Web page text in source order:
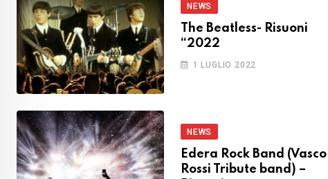
NEWS
The Beatless- Risuoni
“2022
1 LUGLIO 2022
NEWS
Edera Rock Band (Vasco
Rossi Tribute band) –